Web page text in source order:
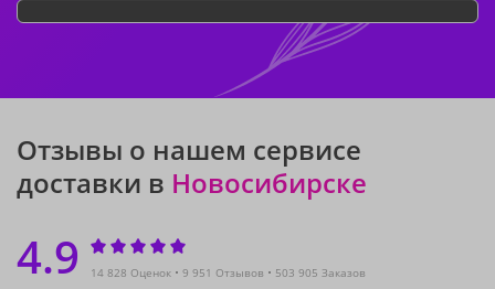
Отзывы о нашем сервисе
доставки в Новосибирске
4.9 14 828 Оценок 9 951 Отзывов 503 905 Заказов